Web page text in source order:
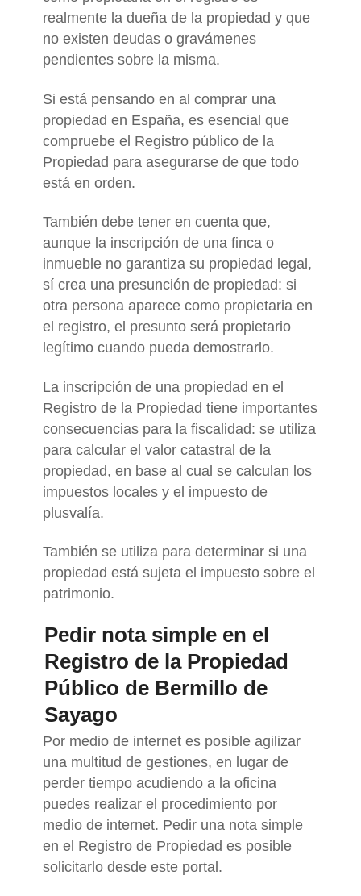
realmente la dueña de la propiedad y que
no existen deudas o gravámenes
pendientes sobre la misma.
Si está pensando en al comprar una
propiedad en España, es esencial que
compruebe el Registro público de la
Propiedad para asegurarse de que todo
está en orden.
También debe tener en cuenta que,
aunque la inscripción de una finca o
inmueble no garantiza su propiedad legal,
sí crea una presunción de propiedad: si
otra persona aparece como propietaria en
el registro, el presunto será propietario
legítimo cuando pueda demostrarlo.
La inscripción de una propiedad en el
Registro de la Propiedad tiene importantes
consecuencias para la fiscalidad: se utiliza
para calcular el valor catastral de la
propiedad, en base al cual se calculan los
impuestos locales y el impuesto de
plusvalía.
También se utiliza para determinar si una
propiedad está sujeta el impuesto sobre el
patrimonio.
Pedir nota simple en el
Registro de la Propiedad
Público de Bermillo de
Sayago
Por medio de internet es posible agilizar
una multitud de gestiones, en lugar de
perder tiempo acudiendo a la oficina
puedes realizar el procedimiento por
medio de internet. Pedir una nota simple
en el Registro de Propiedad es posible
solicitarlo desde este portal.